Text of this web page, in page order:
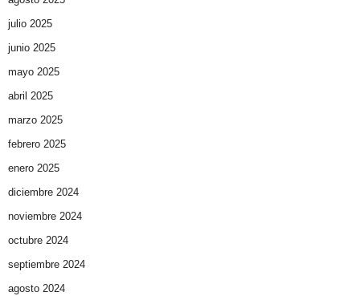
julio 2025
junio 2025
mayo 2025
abril 2025
marzo 2025
febrero 2025
enero 2025
diciembre 2024
noviembre 2024
octubre 2024
septiembre 2024
agosto 2024